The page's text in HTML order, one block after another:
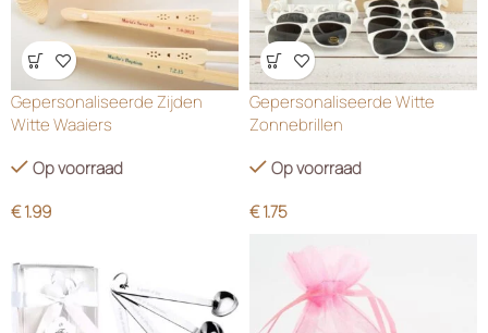
Wensenlijst
Gepersonaliseerde Zijden
Witte Waaiers
Op voorraad
€1.99
Wensenlijst
Gepersonaliseerde Witte
Zonnebrillen
Op voorraad
€1.75